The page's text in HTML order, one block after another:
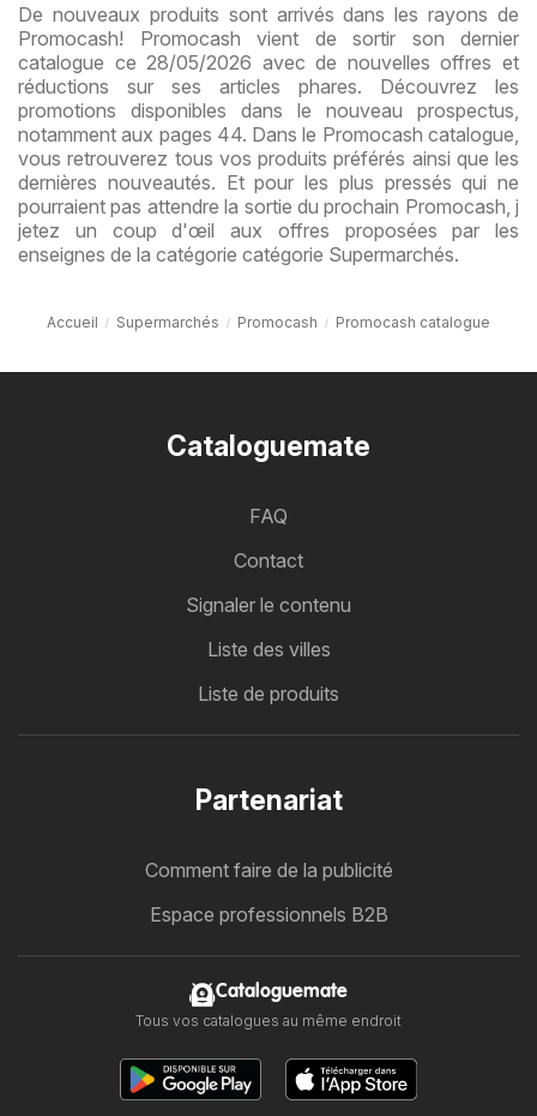
De nouveaux produits sont arrivés dans les rayons de
Promocash! Promocash vient de sortir son dernier
catalogue ce 28/05/2026 avec de nouvelles offres et
réductions sur ses articles phares. Découvrez les
promotions disponibles dans le nouveau prospectus,
notamment aux pages 44. Dans le Promocash catalogue,
vous retrouverez tous vos produits préférés ainsi que les
dernières nouveautés. Et pour les plus pressés qui ne
pourraient pas attendre la sortie du prochain Promocash, j
jetez un coup d'œil aux offres proposées par les
enseignes de la catégorie catégorie Supermarchés.
Accueil Supermarchés Promocash Promocash catalogue
Cataloguemate
FAQ
Contact
Signaler le contenu
Liste des villes
Liste de produits
Partenariat
Comment faire de la publicité
Espace professionnels B2B
Cataloguemate
Tous vos catalogues au même endroit